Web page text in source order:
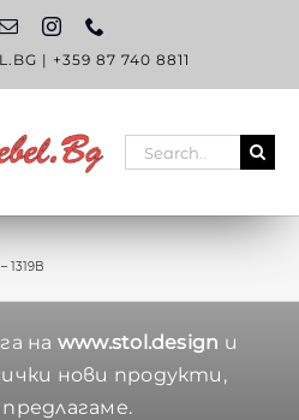
| +359 87 740 8811
Search
for:
на www.stol.design и
нови продукти,